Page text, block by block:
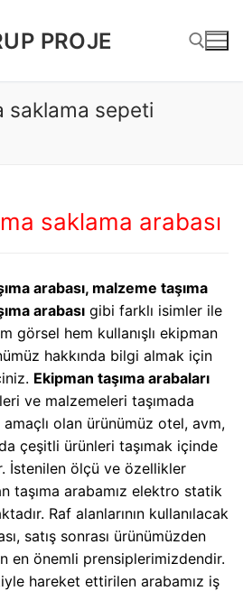
PROJE
Arama:
saklama sepeti
saklama arabası
arabası, malzeme taşıma
arabasıgibi farklı isimler ile
görsel hem kullanışlı ekipman
hakkında bilgi almak için
Ekipman taşıma arabaları
ve malzemeleri taşımada
amaçlı olan ürünümüz otel, avm,
çeşitli ürünleri taşımak içinde
İstenilen ölçü ve özellikler
taşıma arabamız elektro statik
Raf alanlarının kullanılacak
satış sonrası ürünümüzden
en önemli prensiplerimizdendir.
hareket ettirilen arabamız iş